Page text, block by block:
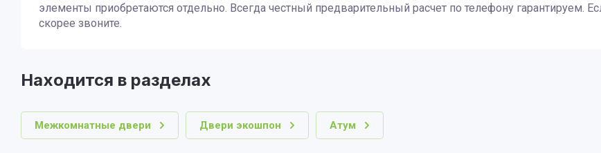
элементы приобретаются отдельно. Всегда честный предварительный расчет по телефону гарантируем.
скорее звоните.
Находится в разделах
Межкомнатные двери Двери экошпон Атум